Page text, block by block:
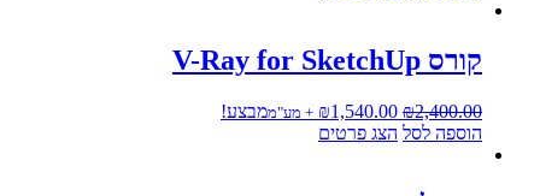
קורס V-Ray for SketchUp
₪2,400.00
המחיר
המקורי
₪1,540.00
המחיר
+ מע"ממבצע!
הוספה לסל הצג פרטים